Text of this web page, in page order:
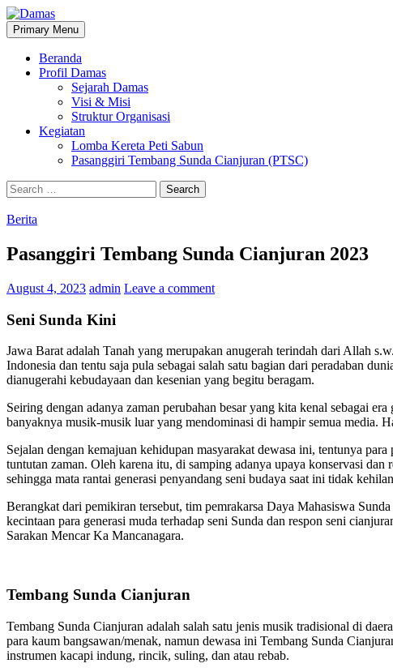
Skip
to
content
Damas
Search
Primary Menu
Beranda
Profil Damas
Sejarah Damas
Visi & Misi
Struktur Organisasi
Kegiatan
Lomba Kereta Peti Sabun
Pasanggiri Tembang Sunda Cianjuran (PTSC)
Search
for:
Berita
Pasanggiri Tembang Sunda Cianjuran 2023
August 4, 2023 admin Leave a comment
Seni Sunda Kini
Jawa Barat adalah Tanah yang merupakan anugerah terindah dari Allah
Indonesia dan tentu saja pula sebagai salah satu bagian dari peradaban
dianugerahi kebudayaan dan kesenian yang begitu beragam.
Seiring dengan adanya zaman perubahan besar yang kita kenal sebagai
banyaknya musik-musik luar yang mendominasi di hampir semua media.
Sejalan dengan kemajuan kehidupan masyarakat dewasa ini, tentunya
tuntutan zaman. Oleh karena itu, di samping adanya upaya konservasi
sehingga mata rantai generasi penyandang seni budaya saat ini tidak
Berangkat dari pemikiran tersebut, tim pemrakarsa Daya Mahasiswa
kecintaan para generasi muda terhadap seni Sunda dan respon seni
Sarakan Mencar Ka Mancanagara.
Tembang Sunda Cianjuran
Tembang Sunda Cianjuran adalah salah satu jenis musik tradisional di
para kaum bangsawan/menak, namun dewasa ini Tembang Sunda
instrumen kacapi indung, rincik, suling, dan atau rebab.